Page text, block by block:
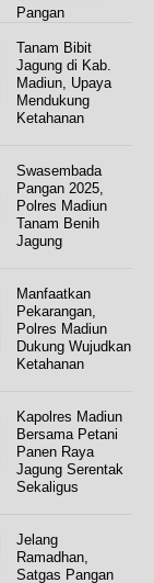
Pangan
Tanam Bibit
Jagung di Kab.
Madiun, Upaya
Mendukung
Ketahanan
Swasembada
Pangan 2025,
Polres Madiun
Tanam Benih
Jagung
Manfaatkan
Pekarangan,
Polres Madiun
Dukung Wujudkan
Ketahanan
Kapolres Madiun
Bersama Petani
Panen Raya
Jagung Serentak
Sekaligus
Jelang
Ramadhan,
Satgas Pangan